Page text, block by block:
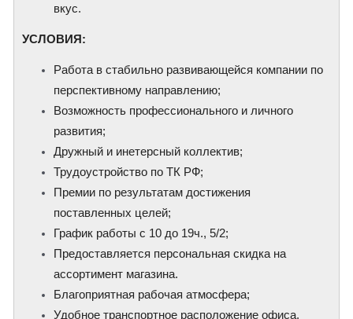
вкус.
​УСЛОВИЯ:
Работа в стабильно развивающейся компании по
перспективному направлению;
Возможность профессионального и личного
развития;
Дружный и инетерсный коллектив;
Трудоустройство по ТК РФ;
Премии по результатам достижения
поставленных целей;
График работы с 10 до 19ч., 5/2;
Предоставляется персональная скидка на
ассортимент магазина.
Благоприятная рабочая атмосфера;
Удобное транспортное расположение офиса.